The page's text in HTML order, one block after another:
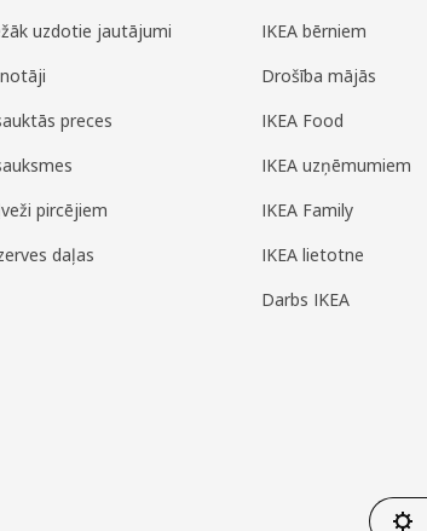
uzdotie jautājumi
preces
pircējiem
daļas
IKEA bērniem
Drošība mājās
IKEA Food
IKEA uzņēmumiem
IKEA Family
IKEA lietotne
Darbs IKEA